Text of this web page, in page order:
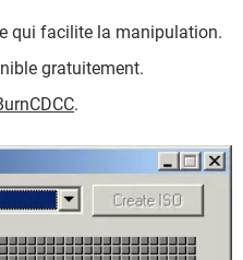
qui facilite la manipulation.
gratuitement.
.